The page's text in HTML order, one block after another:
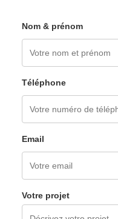
Nom & prénom
Téléphone
Email
Votre projet